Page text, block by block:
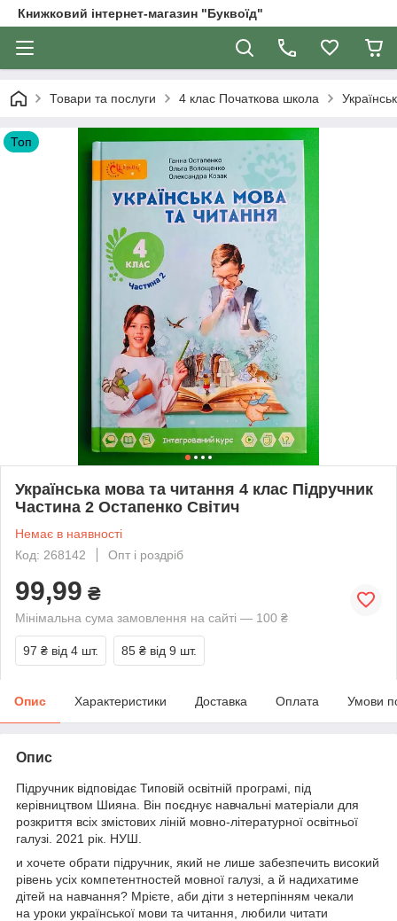
Книжковий інтернет-магазин "Буквоїд"
Товари та послуги 4 клас Початкова школа
Топ
Українська мова та читання 4 клас Підручник
Частина 2 Остапенко Світич
Немає в наявності
Код: 268142
Опт і роздріб
99,99 ₴
Мінімальна сума замовлення на сайті — 100 ₴
97 ₴ від 4 шт. 85 ₴ від 9 шт.
Опис Характеристики Доставка Оплата Умови
Опис
Підручник відповідає Типовій освітній програмі, під
керівництвом Шияна. Він поєднує навчальні матеріали для
розкриття всіх змістових ліній мовно-літературної освітньої
галузі. 2021 рік. НУШ.
и хочете обрати підручник, який не лише забезпечить високий
рівень усіх компетентностей мовної галузі, а й надихатиме
дітей на навчання? Мрієте, аби діти з нетерпінням чекали
на уроки української мови та читання, любили читати